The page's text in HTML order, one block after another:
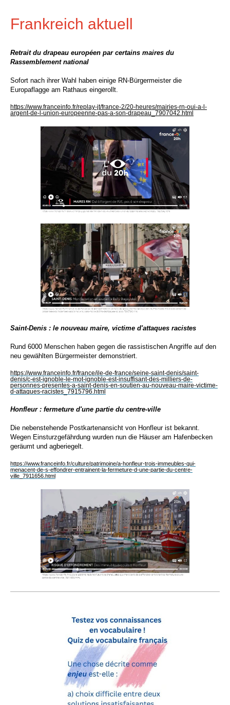
Frankreich aktuell
Retrait du drapeau européen par certains maires du
Rassemblement national
Sofort nach ihrer Wahl haben einige RN-Bürgermeister die
Europaflagge am Rathaus eingerollt.
https://www.franceinfo.fr/replay-jt/france-2/20-heures/mairies-rn-oui-a-l-
argent-de-l-union-europeenne-pas-a-son-drapeau_7907042.html
Saint-Denis : le nouveau maire, victime d'attaques racistes
Rund 6000 Menschen haben gegen die rassistischen Angriffe auf den
neu gewählten Bürgermeister demonstriert.
https://www.franceinfo.fr/france/ile-de-france/seine-saint-denis/saint-
denis/c-est-ignoble-le-mot-ignoble-est-insuffisant-des-milliers-de-
personnes-presentes-a-saint-denis-en-soutien-au-nouveau-maire-victime-
d-attaques-racistes_7915796.html
Honfleur : fermeture d'une partie du centre-ville
Die nebenstehende Postkartenansicht von Honfleur ist bekannt.
Wegen Einsturzgefährdung wurden nun die Häuser am Hafenbecken
geräumt und agberiegelt.
https://www.franceinfo.fr/culture/patrimoine/a-honfleur-trois-immeubles-qui-
menacent-de-s-effondrer-entrainent-la-fermeture-d-une-partie-du-centre-
ville_7911656.html